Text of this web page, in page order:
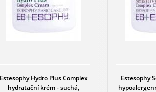
Estesophy Hydro Plus Complex
hydratační krém - suchá,
Estesophy